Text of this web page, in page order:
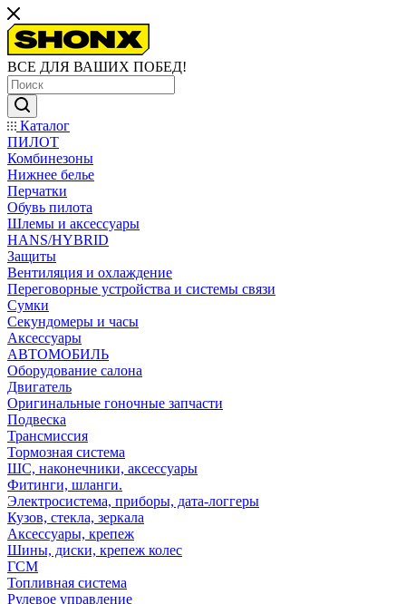
ВСЕ ДЛЯ ВАШИХ ПОБЕД!
Каталог
ПИЛОТ
Комбинезоны
Нижнее белье
Перчатки
Обувь пилота
Шлемы и аксессуары
HANS/HYBRID
Защиты
Вентиляция и охлаждение
Переговорные устройства и системы связи
Сумки
Секундомеры и часы
Аксессуары
АВТОМОБИЛЬ
Оборудование салона
Двигатель
Оригинальные гоночные запчасти
Подвеска
Трансмиссия
Тормозная система
ШС, наконечники, аксессуары
Фитинги, шланги.
Электросистема, приборы, дата-логгеры
Кузов, стекла, зеркала
Аксессуары, крепеж
Шины, диски, крепеж колес
ГСМ
Топливная система
Рулевое управление